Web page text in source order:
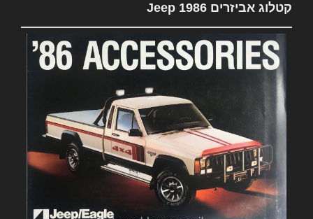
קטלוג אביזרים Jeep 1986